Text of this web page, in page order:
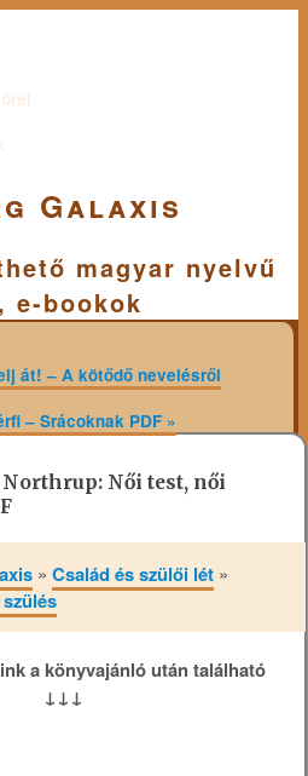
Galaxis
magyar nyelvű
e-bookok
át! – A kötődő nevelésről
– Srácoknak PDF »
Női test, női
»Család és szülői lét »
a könyvajánló után található
↓↓↓